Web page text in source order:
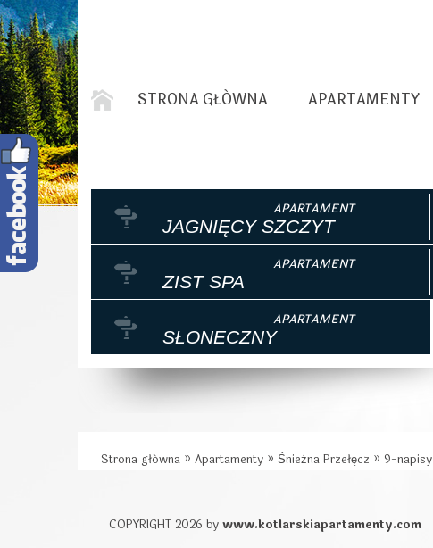
STRONA GŁÓWNA APARTAMENTY
JAGNIĘCY SZCZYT
ZIST SPA
SŁONECZNY
Strona główna » Apartamenty » Śnieżna Przełęcz » 9-napisy
COPYRIGHT 2026 by www.kotlarskiapartamenty.com